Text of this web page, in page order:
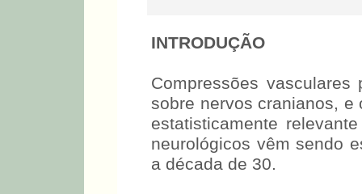
INTRODUÇÃO
Compressões
sobre nervos cranianos,
estatisticamente
neurológicos vêm sendo
a década de 30.